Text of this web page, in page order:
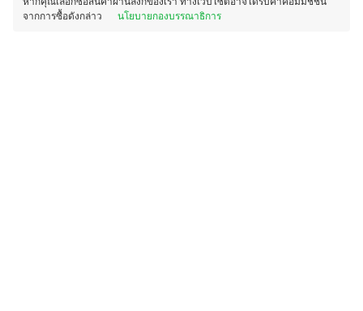
จากการซื้อดังกล่าว
นโยบายกองบรรณาธิการ